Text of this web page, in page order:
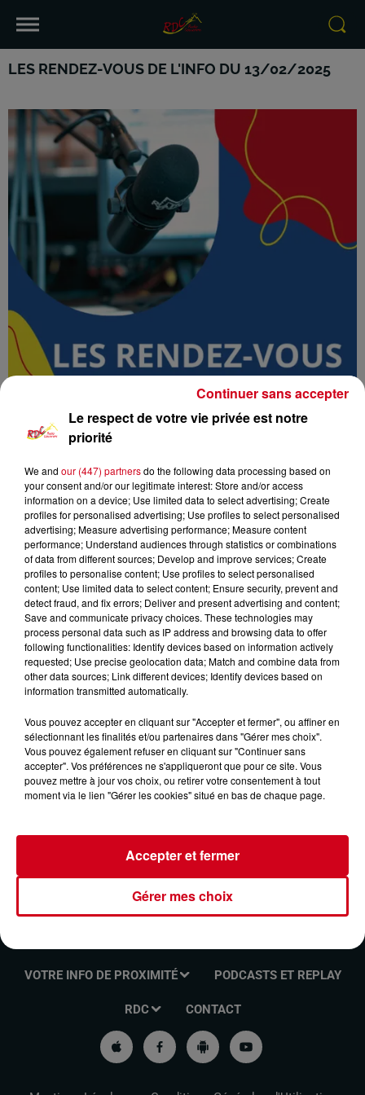
LES RENDEZ-VOUS DE L'INFO DU 13/02/2025
Les rendez-vous de l'info RDC
RDC
Les rendez-vous de l'info
0:00 12 min 20 sec
13 février 2025 - 12 min 20 sec
LES RENDEZ-VOUS DE L'INFO DU 13/02/2025
Les rendez-vous de l'info
VOTRE INFO DE PROXIMITÉ PODCASTS ET REPLAY
RDC CONTACT
Le respect de votre vie privée est notre
priorité
We and our (447) partnersdo the following data processing based on
your consent and/or our legitimate interest: Store and/or access
information on a device; Use limited data to select advertising; Create
profiles for personalised advertising; Use profiles to select personalised
advertising; Measure advertising performance; Measure content
performance; Understand audiences through statistics or combinations
of data from different sources; Develop and improve services; Create
profiles to personalise content; Use profiles to select personalised
content; Use limited data to select content; Ensure security, prevent and
detect fraud, and fix errors; Deliver and present advertising and content;
Save and communicate privacy choices. These technologies may
process personal data such as IP address and browsing data to offer
following functionalities: Identify devices based on information actively
requested; Use precise geolocation data; Match and combine data from
other data sources; Link different devices; Identify devices based on
information transmitted automatically.
Vous pouvez accepter en cliquant sur "Accepter et fermer", ou affiner en
sélectionnant les finalités et/ou partenaires dans "Gérer mes choix".
Vous pouvez également refuser en cliquant sur "Continuer sans
accepter". Vos préférences ne s'appliqueront que pour ce site. Vous
pouvez mettre à jour vos choix, ou retirer votre consentement à tout
moment via le lien "Gérer les cookies" situé en bas de chaque page.
Gérer mes choix
Accepter et fermer
Continuer sans accepter